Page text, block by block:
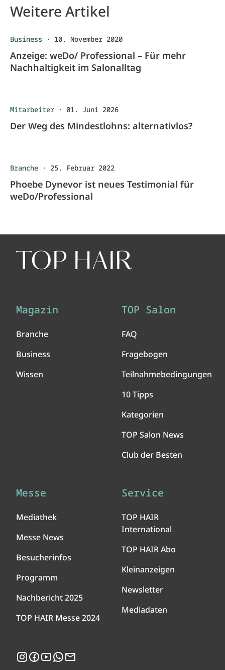
Weitere Artikel
Business · 10. November 2020
Anzeige: weDo/ Professional – Für mehr
Nachhaltigkeit im Salonalltag
Mitarbeiter · 01. Juni 2026
Der Weg des Mindestlohns: alternativlos?
Branche · 25. Februar 2022
Phoebe Dynevor ist neues Testimonial für
weDo/Professional
Magazin
Branche
Business
Wissen
TOP Salon
FAQ
Fragebogen
Teilnahmebedingungen
10 Tipps
Kategorien
TOP Salon News
Club der Besten
Messe
Mediathek
Messe News
Besucherinfos
Programm
Nachbericht 2025
TOP HAIR Messe 2024
Service
TOP HAIR
International
TOP HAIR Abo
Kleinanzeigen
Newsletter
Mediadaten
Instagram
Facebook
YouTubeWhatsApp